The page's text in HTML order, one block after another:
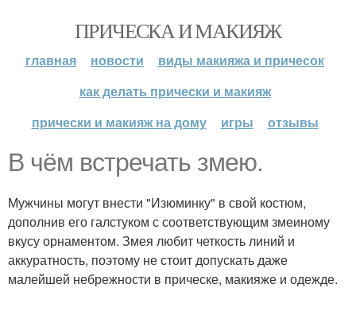
ПРИЧЕСКА И МАКИЯЖ
главная новости
виды макияжа и причесок
как делать прически и макияж
прически и макияж на дому
игры отзывы
В чём встречать змею.
Мужчины могут внести "Изюминку" в свой костюм,
дополнив его галстуком с соответствующим змеиному
вкусу орнаментом. Змея любит четкость линий и
аккуратность, поэтому не стоит допускать даже
малейшей небрежности в прическе, макияже и одежде.